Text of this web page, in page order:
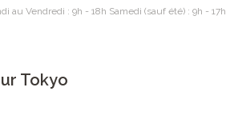
au Vendredi : 9h - 18h Samedi (sauf été) : 9h - 17h
Tokyo